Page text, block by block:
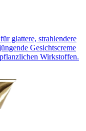
glattere, strahlendere
Gesichtscreme
Wirkstoffen.